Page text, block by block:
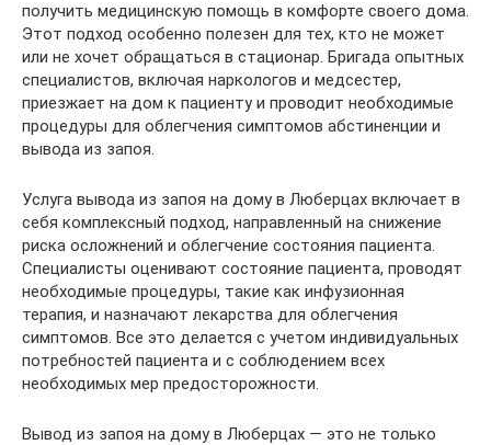
получить медицинскую помощь в комфорте своего дома.
Этот подход особенно полезен для тех, кто не может
или не хочет обращаться в стационар. Бригада опытных
специалистов, включая наркологов и медсестер,
приезжает на дом к пациенту и проводит необходимые
процедуры для облегчения симптомов абстиненции и
вывода из запоя.
Услуга вывода из запоя на дому в Люберцах включает в
себя комплексный подход, направленный на снижение
риска осложнений и облегчение состояния пациента.
Специалисты оценивают состояние пациента, проводят
необходимые процедуры, такие как инфузионная
терапия, и назначают лекарства для облегчения
симптомов. Все это делается с учетом индивидуальных
потребностей пациента и с соблюдением всех
необходимых мер предосторожности.
Вывод из запоя на дому в Люберцах — это не только